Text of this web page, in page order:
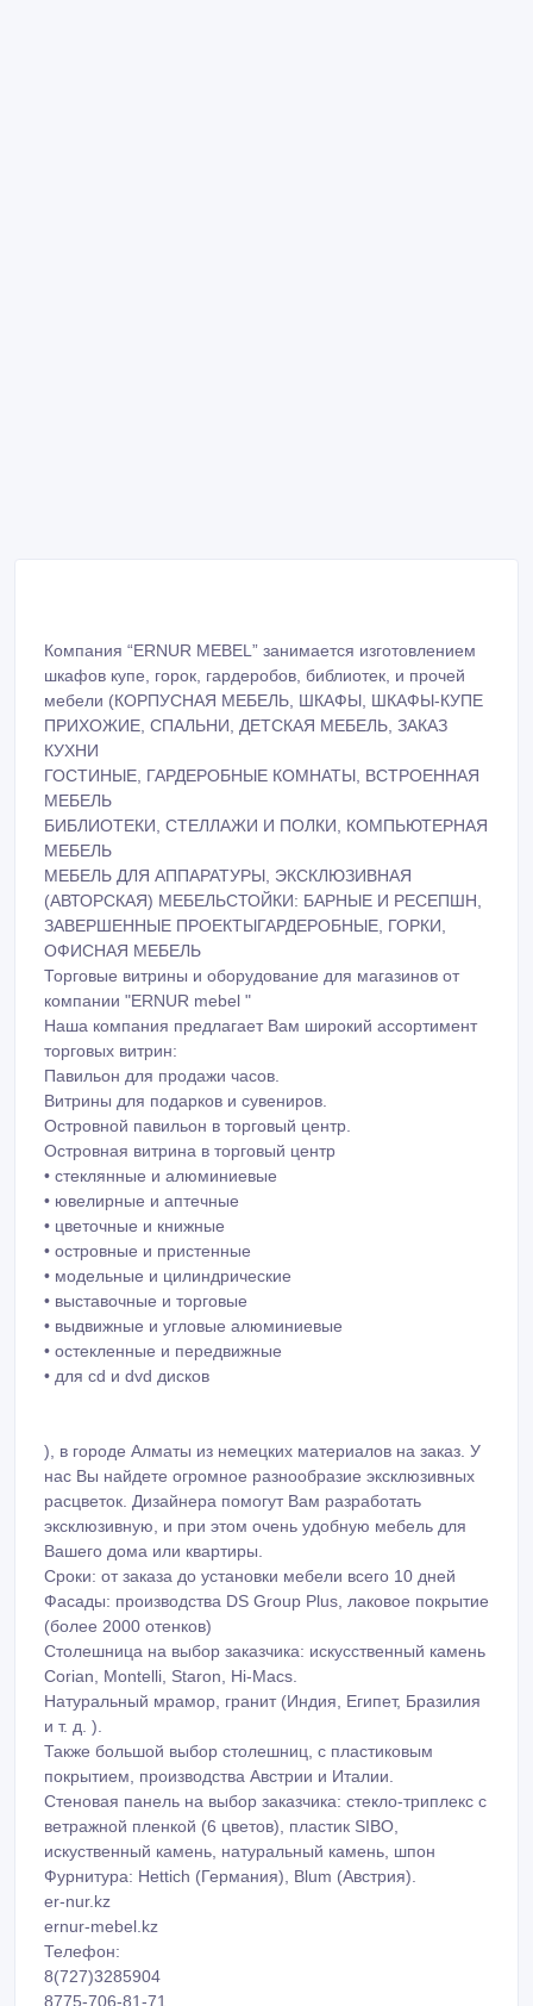
шкафов купе, горок, гардеробов, библиотек, и прочей
мебели (КОРПУСНАЯ МЕБЕЛЬ, ШКАФЫ, ШКАФЫ-КУПЕ
ПРИХОЖИЕ, СПАЛЬНИ, ДЕТСКАЯ МЕБЕЛЬ, ЗАКАЗ
ГОСТИНЫЕ, ГАРДЕРОБНЫЕ КОМНАТЫ, ВСТРОЕННАЯ
БИБЛИОТЕКИ, СТЕЛЛАЖИ И ПОЛКИ, КОМПЬЮТЕРНАЯ
МЕБЕЛЬ ДЛЯ АППАРАТУРЫ, ЭКСКЛЮЗИВНАЯ
(АВТОРСКАЯ) МЕБЕЛЬCТОЙКИ: БАРНЫЕ И РЕСЕПШН,
ЗАВЕРШЕННЫЕ ПРОЕКТЫГАРДЕРОБНЫЕ, ГОРКИ,
Торговые витрины и оборудование для магазинов от
Наша компания предлагает Вам широкий ассортимент
торговых витрин:
Павильон для продажи чаcов.
Витрины для подарков и сувениров.
Островной павильон в торговый центр.
Островная витрина в торговый центр
• ювелирные и аптечные
• цветочные и книжные
• островные и пристенные
• модельные и цилиндрические
• выставочные и торговые
• выдвижные и угловые алюминиевые
• остекленные и передвижные
• для cd и dvd дисков
), в городе Алматы из немецких материалов на заказ. У
нас Вы найдете огромное разнообразие эксклюзивных
расцветок. Дизайнера помогут Вам разработать
эксклюзивную, и при этом очень удобную мебель для
Вашего дома или квартиры.
Сроки: от заказа до установки мебели всего 10 дней
Фасады: производства DS Group Plus, лаковое покрытие
(более 2000 отенков)
Столешница на выбор заказчика: искусственный камень
Corian, Montelli, Staron, Hi-Macs.
Натуральный мрамор, гранит (Индия, Египет, Бразилия
и т. д. ).
Также большой выбор столешниц, с пластиковым
покрытием, производства Австрии и Италии.
Стеновая панель на выбор заказчика: стекло-триплекс с
ветражной пленкой (6 цветов), пластик SIBO,
искуственный камень, натуральный камень, шпон
Фурнитура: Hettich (Германия), Blum (Австрия).
Телефон:
8(727)3285904